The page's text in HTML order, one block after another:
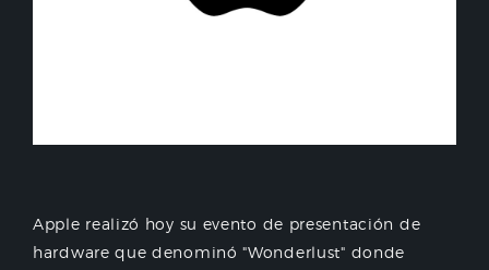
Apple realizó hoy su evento de presentación de
hardware que denominó "Wonderlust" donde